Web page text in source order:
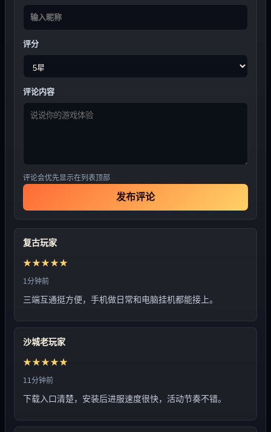
评分
评论内容
评论会优先显示在列表顶部
发布评论
复古玩家
★★★★★
1分钟前
三端互通挺方便，手机做日常和电脑挂机都能接上。
沙城老玩家
★★★★★
11分钟前
下载入口清楚，安装后进服速度很快，活动节奏不错。